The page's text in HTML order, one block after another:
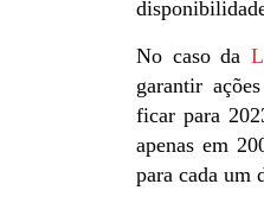
No caso da
garantir
ficar para
apenas em
para cada um